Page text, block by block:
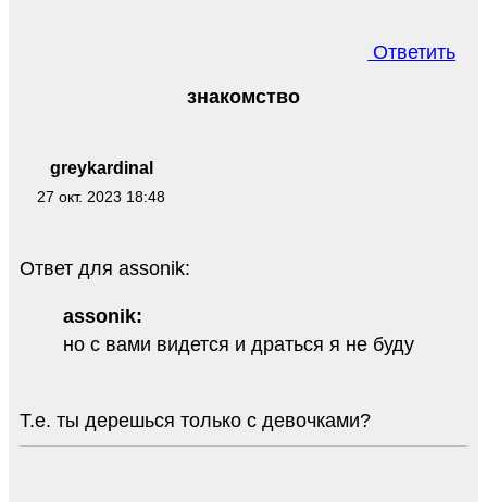
Ответить
greykardinal
27 окт. 2023 18:48
знакомство
Ответ для assonik:
assonik:
но с вами видется и драться я не буду
Т.е. ты дерешься только с девочками?